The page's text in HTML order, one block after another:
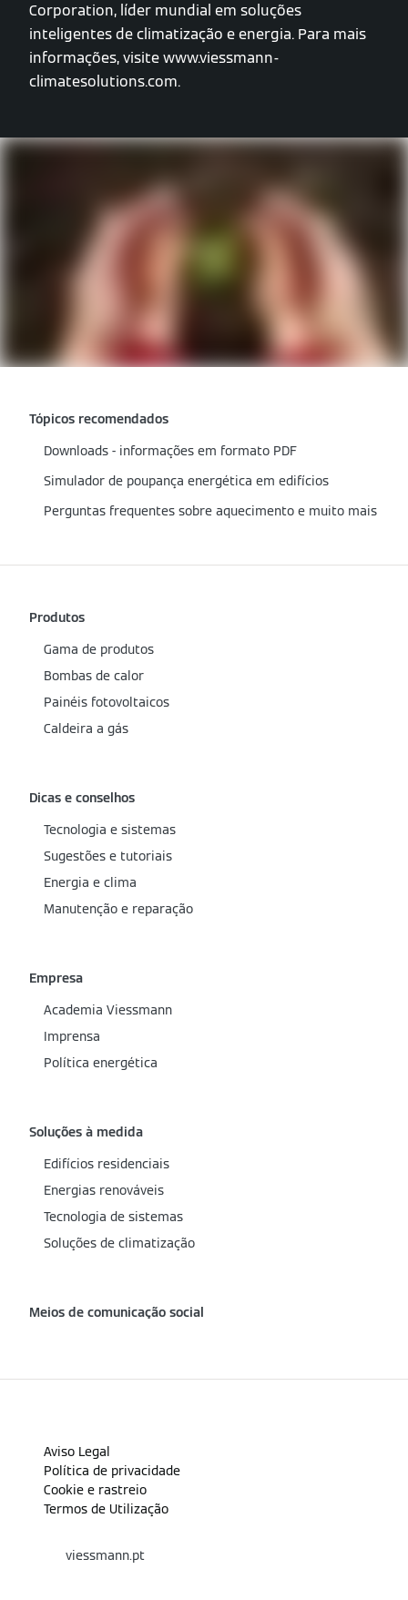
Corporation, líder mundial em soluções
inteligentes de climatização e energia. Para mais
informações, visite www.viessmann-
climatesolutions.com.
Tópicos recomendados
Downloads - informações em formato PDF
Simulador de poupança energética em edifícios
Perguntas frequentes sobre aquecimento e muito mais
Produtos
Gama de produtos
Bombas de calor
Painéis fotovoltaicos
Caldeira a gás
Dicas e conselhos
Tecnologia e sistemas
Sugestões e tutoriais
Energia e clima
Manutenção e reparação
Empresa
Academia Viessmann
Imprensa
Política energética
Soluções à medida
Edifícios residenciais
Energias renováveis
Tecnologia de sistemas
Soluções de climatização
Meios de comunicação social
Aviso Legal
Política de privacidade
Cookie e rastreio
Termos de Utilização
viessmann.pt